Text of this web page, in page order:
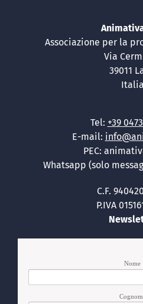
Associazione per la
Via
39011
Italia
Tel: +39
E-mail:
PEC:
Whatsapp (solo
C.F.
P.IVA
Nome